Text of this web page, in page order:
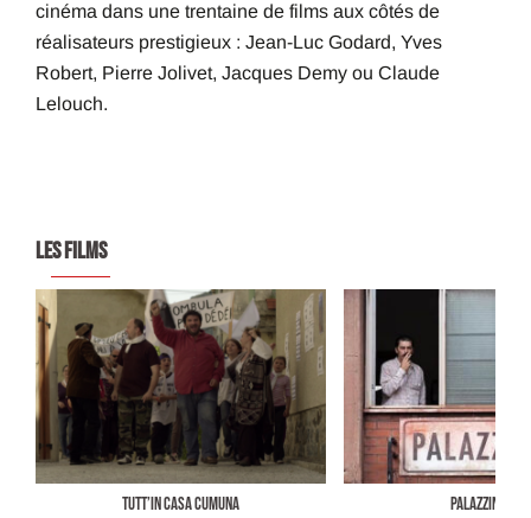
cinéma dans une trentaine de films aux côtés de
réalisateurs prestigieux : Jean-Luc Godard, Yves
Robert, Pierre Jolivet, Jacques Demy ou Claude
Lelouch.
LES FILMS
TUTT’IN CASA CUMUNA PALAZZINA LAF